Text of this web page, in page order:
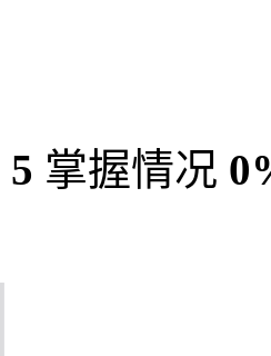
5 掌握情况